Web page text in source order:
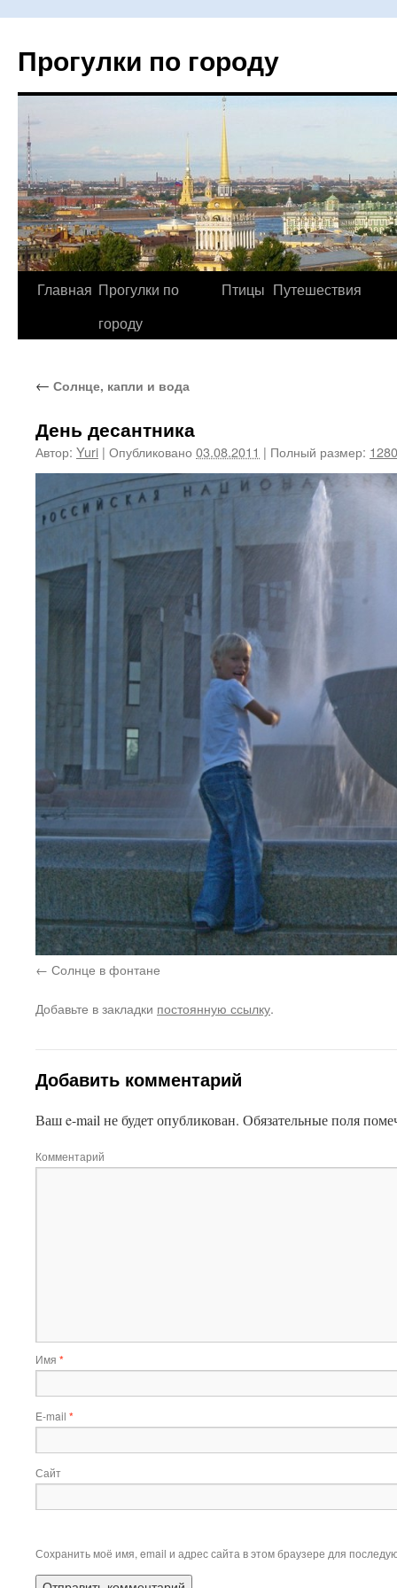
Прогулки по городу
Перейти
Главная Прогулки по
городу
Птицы Путешествия
← Солнце, капли и вода
День десантника
Автор: Yuri | Опубликовано 03.08.2011 | Полный размер:
Солнце в фонтане
Добавьте в закладки постоянную ссылку.
Добавить комментарий
Ваш e-mail не будет опубликован. Обязательные поля
Комментарий
Имя *
E-mail *
Сайт
Сохранить моё имя, email и адрес сайта в этом браузере для